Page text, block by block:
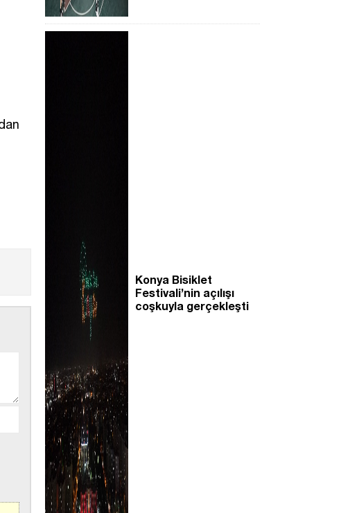
Konya Bisiklet
Festivali’nin açılışı
coşkuyla gerçekleşti